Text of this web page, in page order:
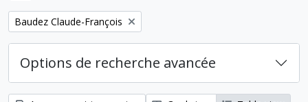
Remove filter:
Baudez Claude-François
Options de recherche avancée